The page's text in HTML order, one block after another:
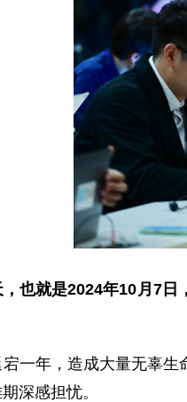
也就是2024年10月7
一年，造成大量无辜
深感担忧。